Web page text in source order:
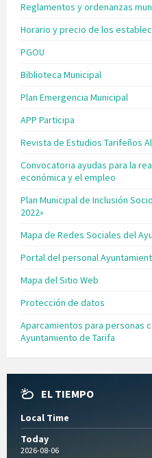
Reglamentos y ordenanzas
Horario y precio de los
PGOU
Biblioteca Municipal
Plan Emergencia Municipal
APP Participa
Revista de Estudios Tarifeños
Convocatoria ayudas para la
económica y el empleo
Plan Municipal de Inclusión
2022»
Mapa de Redes Sociales del
Portal del personal
Mapa del Sitio Web
Protección de datos
Aparcamientos para personas
Ayuntamiento de Tarifa
EL TIEMPO
Local Time
Today
2026-08-06